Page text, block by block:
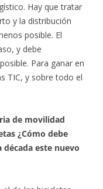
Hay que tratar
y la distribución
posible. El
y debe
Para ganar en
TIC, y sobre todo el
de movilidad
¿Cómo debe
este nuevo